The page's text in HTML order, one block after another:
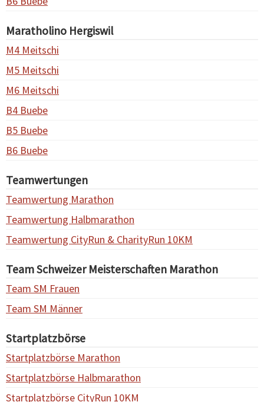
Maratholino Hergiswil
M4 Meitschi
M5 Meitschi
M6 Meitschi
B4 Buebe
B5 Buebe
B6 Buebe
Teamwertungen
Teamwertung Marathon
Teamwertung Halbmarathon
Teamwertung CityRun & CharityRun 10KM
Team Schweizer Meisterschaften Marathon
Team SM Frauen
Team SM Männer
Startplatzbörse
Startplatzbörse Marathon
Startplatzbörse Halbmarathon
Startplatzbörse CityRun 10KM